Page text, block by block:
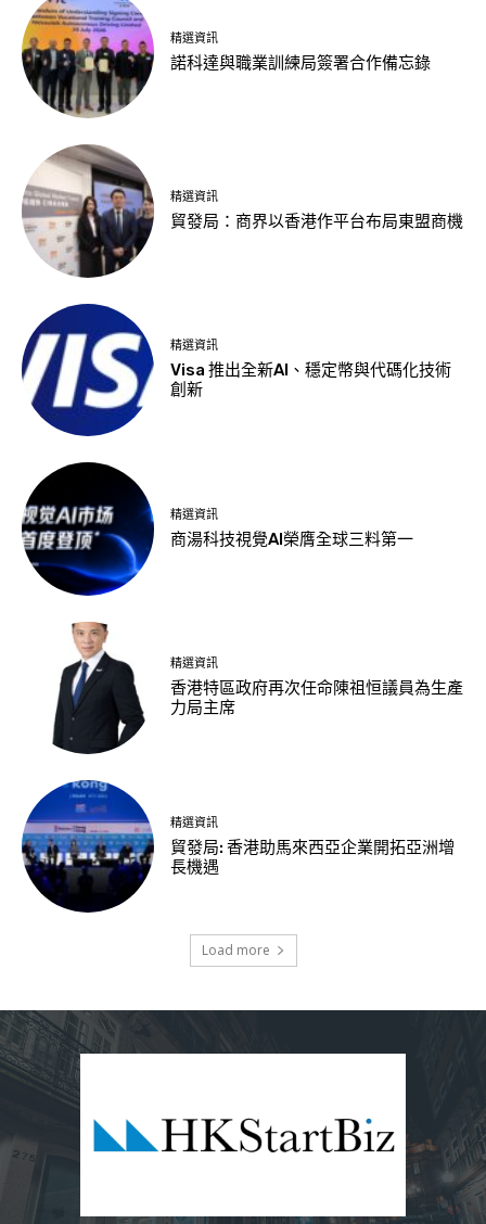
精選資訊
諾科達與職業訓練局簽署合作備忘錄
精選資訊
貿發局：商界以香港作平台布局東盟商機
精選資訊
Visa 推出全新AI、穩定幣與代碼化技術
創新
精選資訊
商湯科技視覺AI榮膺全球三料第一
精選資訊
香港特區政府再次任命陳祖恒議員為生產
力局主席
精選資訊
貿發局: 香港助馬來西亞企業開拓亞洲增
長機遇
Load more